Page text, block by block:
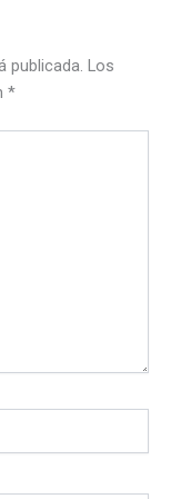
publicada. Los
*